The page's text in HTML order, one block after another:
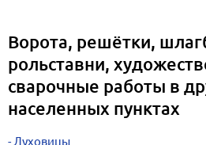
Ворота, решётки,
рольставни,
сварочные работы в
населенных пунктах
Луховицы